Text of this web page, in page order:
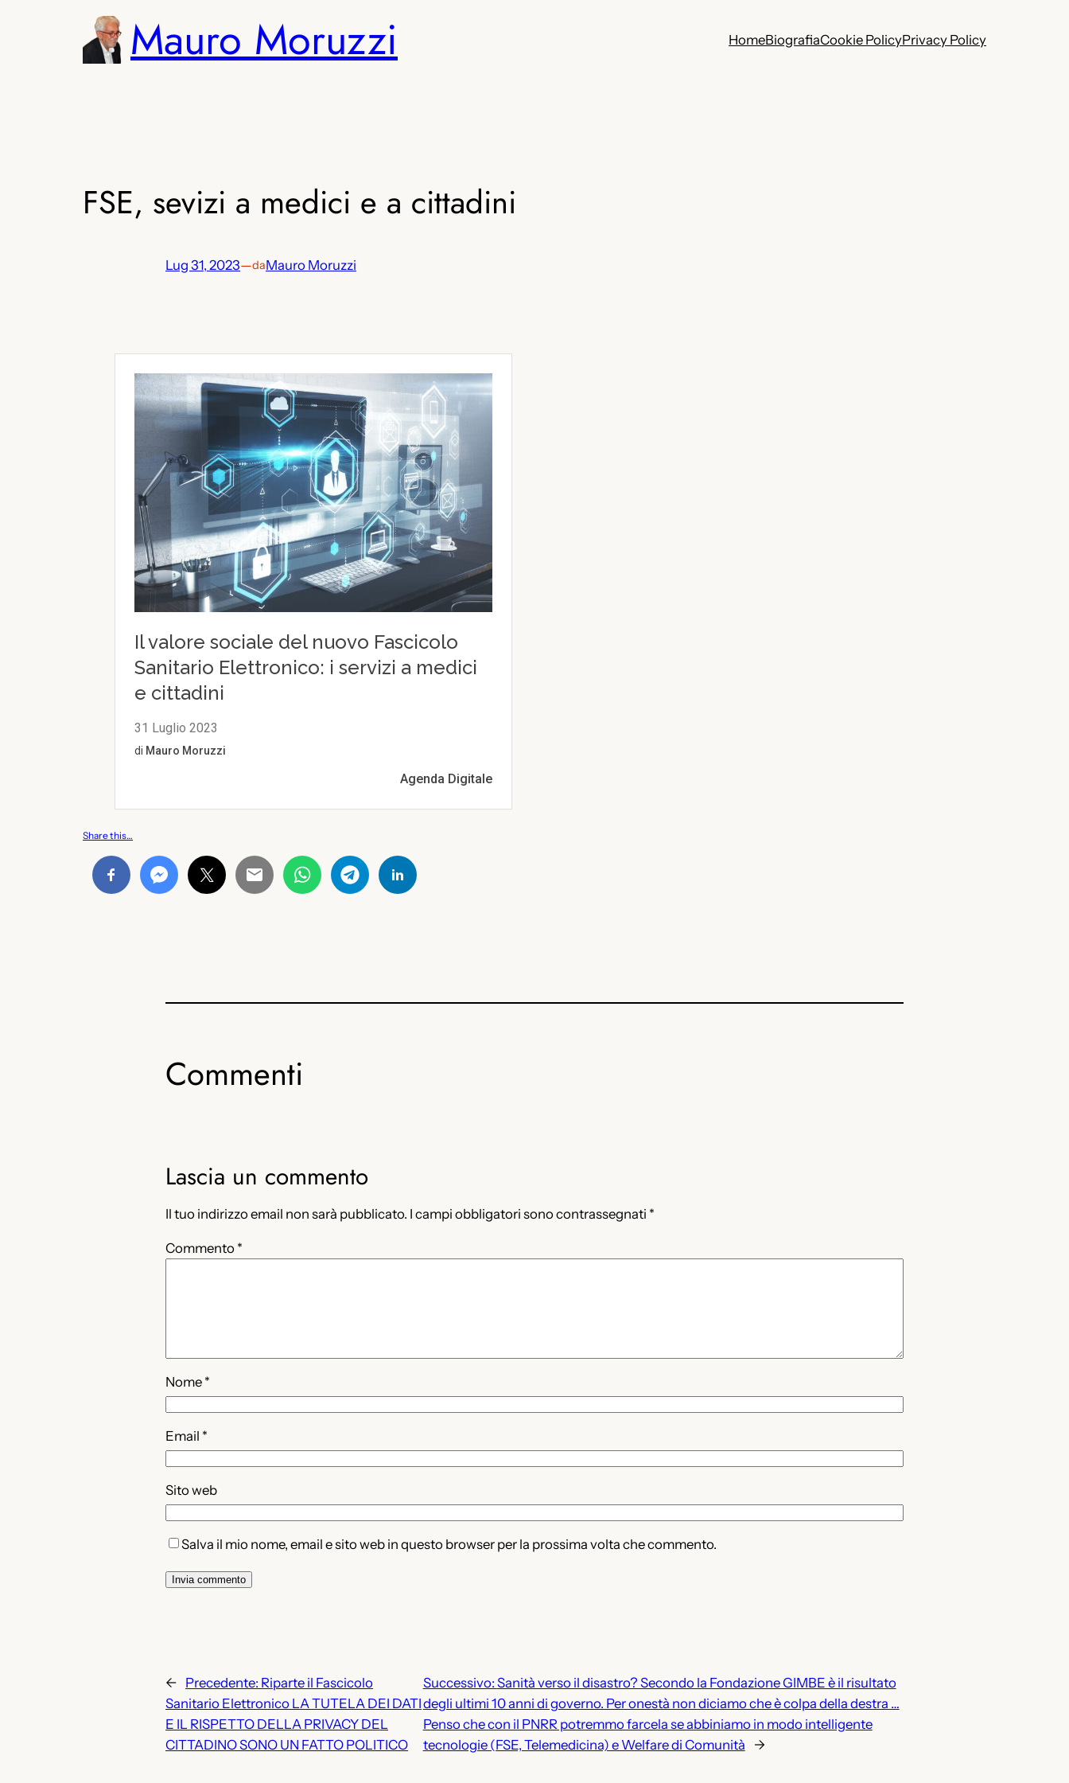
Mauro Moruzzi HomeBiografiaCookie PolicyPrivacy Policy
FSE, sevizi a medici e a cittadini
Lug 31, 2023—daMauro Moruzzi
Share this…
Commenti
Lascia un commento
Il tuo indirizzo email non sarà pubblicato. I campi obbligatori sono contrassegnati *
Commento *
Nome *
Email *
Sito web
Salva il mio nome, email e sito web in questo browser per la prossima volta che commento.
← Precedente: Riparte il Fascicolo
Sanitario Elettronico LA TUTELA DEI DATI
E IL RISPETTO DELLA PRIVACY DEL
CITTADINO SONO UN FATTO POLITICO
Successivo: Sanità verso il disastro? Secondo la Fondazione GIMBE è il risultato
degli ultimi 10 anni di governo. Per onestà non diciamo che è colpa della destra …
Penso che con il PNRR potremmo farcela se abbiniamo in modo intelligente
tecnologie (FSE, Telemedicina) e Welfare di Comunità
→